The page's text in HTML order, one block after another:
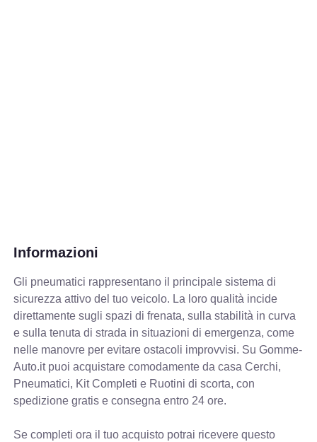
Informazioni
Gli pneumatici rappresentano il principale sistema di
sicurezza attivo del tuo veicolo. La loro qualità incide
direttamente sugli spazi di frenata, sulla stabilità in curva
e sulla tenuta di strada in situazioni di emergenza, come
nelle manovre per evitare ostacoli improvvisi. Su Gomme-
Auto.it puoi acquistare comodamente da casa Cerchi,
Pneumatici, Kit Completi e Ruotini di scorta, con
spedizione gratis e consegna entro 24 ore.
Se completi ora il tuo acquisto potrai ricevere questo